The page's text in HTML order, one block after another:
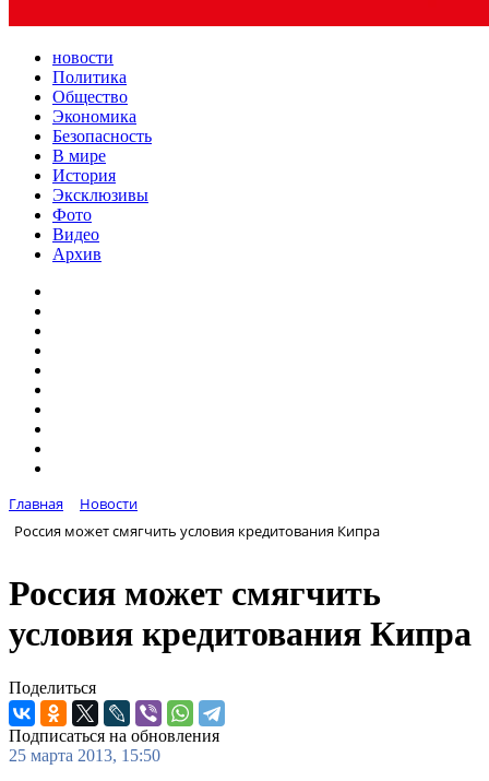
новости
Политика
Общество
Экономика
Безопасность
В мире
История
Эксклюзивы
Фото
Видео
Архив
Главная
Новости
Россия может смягчить условия кредитования Кипра
Россия может смягчить
условия кредитования Кипра
Поделиться
Подписаться на обновления
25 марта 2013, 15:50